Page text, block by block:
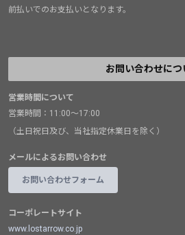
前払いでのお支払いとなります。
お問い合わせにつ
営業時間について
営業時間：11:00～17:00
（土日祝日及び、当社指定休業日を除く）
メールによるお問い合わせ
お問い合わせフォーム
コーポレートサイト
www.lostarrow.co.jp